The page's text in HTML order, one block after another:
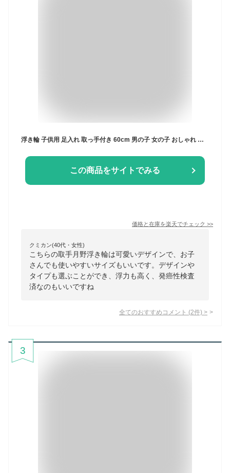
浮き輪 子供用 足入れ 取っ手付き 60cm 男の子 女の子 おしゃれ かわいい 1歳 2歳 3歳 4歳 5歳 6歳 7歳 8歳 9歳 フロート フローティング 浮き具
この商品をサイトでみる
価格と在庫を楽天でチェック >>
クミカン(40代・女性)
こちらの取手月野浮き輪は可愛いデザインで、お子
さんでも使いやすいサイズもいいです。デザインや
タイプも選ぶことができ、浮力も高く、発癌性検査
済なのもいいですね
全てのおすすめコメント (2件) >
3